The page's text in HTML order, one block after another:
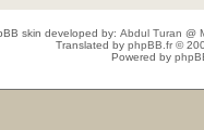
skin developed by: Abdul Turan @
Translated by phpBB.fr ©
Powered by